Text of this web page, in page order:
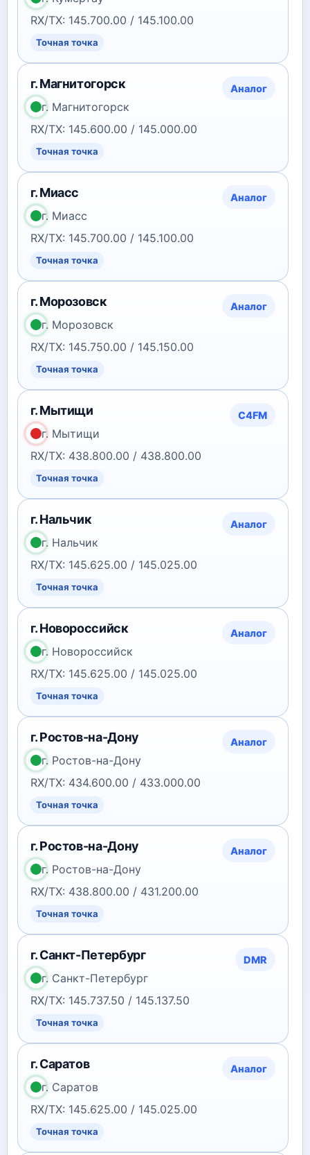
RX/TX: 145.700.00 / 145.100.00
Точная точка
г. Магнитогорск Аналог
г. Магнитогорск
RX/TX: 145.600.00 / 145.000.00
Точная точка
г. Миасс Аналог
г. Миасс
RX/TX: 145.700.00 / 145.100.00
Точная точка
г. Морозовск Аналог
г. Морозовск
RX/TX: 145.750.00 / 145.150.00
Точная точка
г. Мытищи C4FM
г. Мытищи
RX/TX: 438.800.00 / 438.800.00
Точная точка
г. Нальчик Аналог
г. Нальчик
RX/TX: 145.625.00 / 145.025.00
Точная точка
г. Новороссийск Аналог
г. Новороссийск
RX/TX: 145.625.00 / 145.025.00
Точная точка
г. Ростов-на-Дону Аналог
г. Ростов-на-Дону
RX/TX: 434.600.00 / 433.000.00
Точная точка
г. Ростов-на-Дону Аналог
г. Ростов-на-Дону
RX/TX: 438.800.00 / 431.200.00
Точная точка
г. Санкт-Петербург DMR
г. Санкт-Петербург
RX/TX: 145.737.50 / 145.137.50
Точная точка
г. Саратов Аналог
г. Саратов
RX/TX: 145.625.00 / 145.025.00
Точная точка